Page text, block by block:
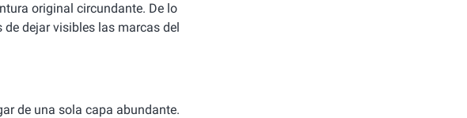
original circundante. De lo
dejar visibles las marcas del
de una sola capa abundante.